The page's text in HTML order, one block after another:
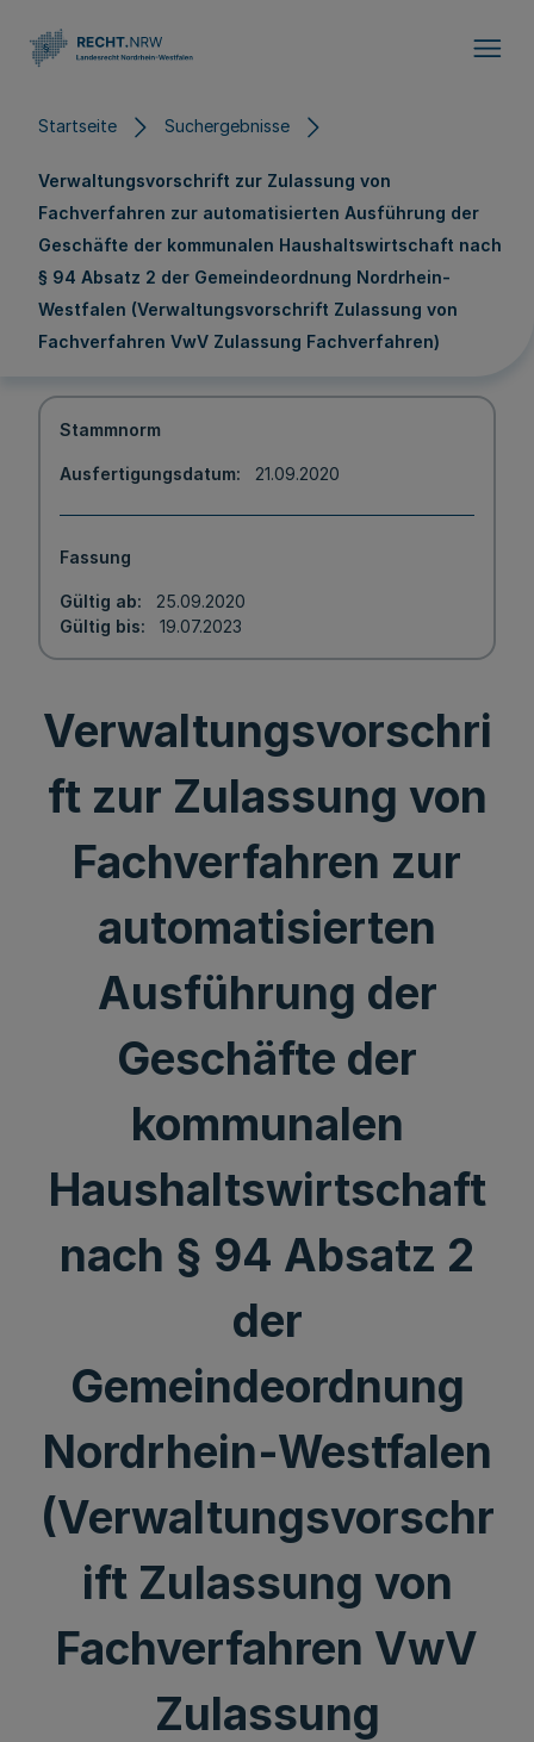
Startseite Suchergebnisse
Verwaltungsvorschrift zur Zulassung von
Fachverfahren zur automatisierten Ausführung der
Geschäfte der kommunalen Haushaltswirtschaft nach
§ 94 Absatz 2 der Gemeindeordnung Nordrhein-
Westfalen (Verwaltungsvorschrift Zulassung von
Fachverfahren VwV Zulassung Fachverfahren)
Stammnorm
Ausfertigungsdatum 21.09.2020
Fassung
Gültig ab
25.09.2020
Gültig bis
19.07.2023
Verwaltungsvorschri
ft zur Zulassung von
Fachverfahren zur
automatisierten
Ausführung der
Geschäfte der
kommunalen
Haushaltswirtschaft
nach § 94 Absatz 2
der
Gemeindeordnung
Nordrhein-Westfalen
(Verwaltungsvorschr
ift Zulassung von
Fachverfahren VwV
Zulassung